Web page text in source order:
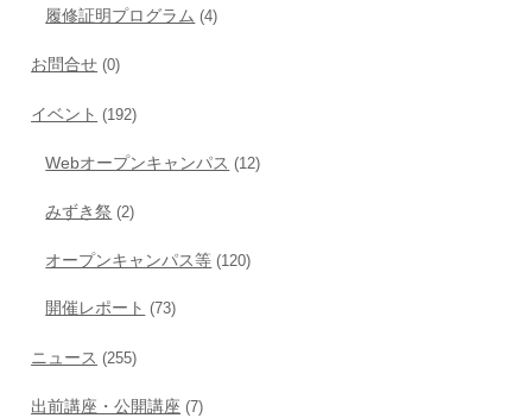
履修証明プログラム (4)
お問合せ (0)
イベント (192)
Webオープンキャンパス (12)
みずき祭 (2)
オープンキャンパス等 (120)
開催レポート (73)
ニュース (255)
出前講座・公開講座 (7)